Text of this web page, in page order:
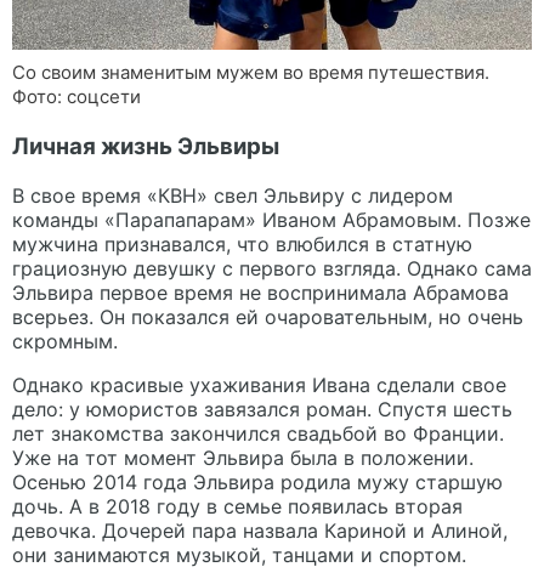
Со своим знаменитым мужем во время путешествия.
Фото: соцсети
Личная жизнь Эльвиры
В свое время «КВН» свел Эльвиру с лидером
команды «Парапапарам» Иваном Абрамовым. Позже
мужчина признавался, что влюбился в статную
грациозную девушку с первого взгляда. Однако сама
Эльвира первое время не воспринимала Абрамова
всерьез. Он показался ей очаровательным, но очень
скромным.
Однако красивые ухаживания Ивана сделали свое
дело: у юмористов завязался роман. Спустя шесть
лет знакомства закончился свадьбой во Франции.
Уже на тот момент Эльвира была в положении.
Осенью 2014 года Эльвира родила мужу старшую
дочь. А в 2018 году в семье появилась вторая
девочка. Дочерей пара назвала Кариной и Алиной,
они занимаются музыкой, танцами и спортом.